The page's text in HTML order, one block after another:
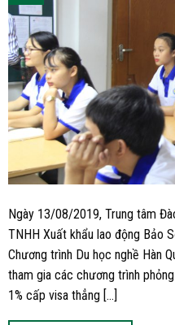
Ngày 13/08/2019, Trung tâm
TNHH Xuất khẩu lao động Bảo
Chương trình Du học nghề Hàn
tham gia các chương trình
1% cấp visa thẳng […]